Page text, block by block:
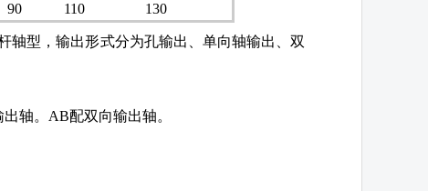
90 110 130
轴型，输出形式分为孔输出、单向轴输出、双
轴。AB配双向输出轴。